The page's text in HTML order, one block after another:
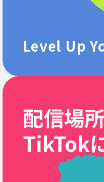
Level Up
配信場
TikTok